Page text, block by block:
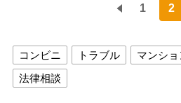
1 2
コンビニ トラブル マンショ
法律相談